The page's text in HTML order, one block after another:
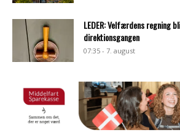
LEDER: Velfærdens regning
direktionsgangen
07:35 - 7. august